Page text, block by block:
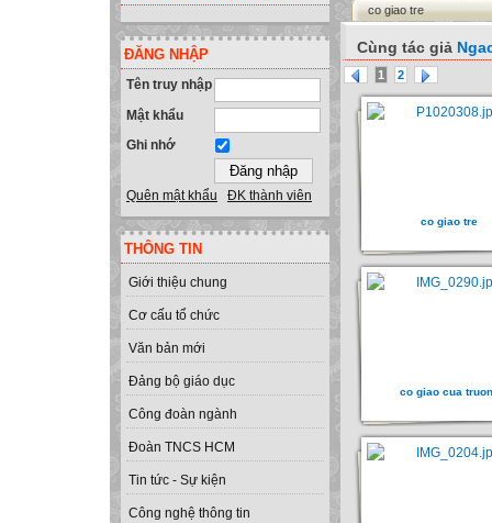
ĐĂNG NHẬP
Tên truy nhập
Mật khẩu
Ghi nhớ
Quên mật khẩu ĐK thành viên
THÔNG TIN
Giới thiệu chung
Cơ cấu tổ chức
Văn bản mới
Đảng bộ giáo dục
Công đoàn ngành
Đoàn TNCS HCM
Tin tức - Sự kiện
Công nghệ thông tin
co giao tre
Cùng tác giả
1 2
co giao tre
co giao cua